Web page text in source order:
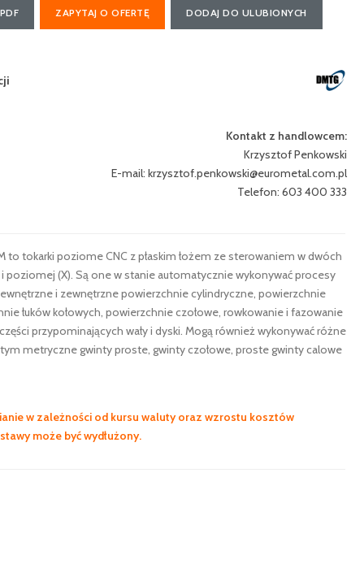
ZAPYTAJ O OFERTĘ DODAJ DO ULUBIONYCH
Kontakt z handlowcem:
Krzysztof Penkowski
E-mail: krzysztof.penkowski@eurometal.com.pl
Telefon: 603 400 333
to tokarki poziome CNC z płaskim łożem ze sterowaniem w dwóch
poziomej (X). Są one w stanie automatycznie wykonywać procesy
i zewnętrzne powierzchnie cylindryczne, powierzchnie
łuków kołowych, powierzchnie czołowe, rowkowanie i fazowanie
przypominających wały i dyski. Mogą również wykonywać różne
metryczne gwinty proste, gwinty czołowe, proste gwinty calowe
w zależności od kursu waluty oraz wzrostu kosztów
może być wydłużony.